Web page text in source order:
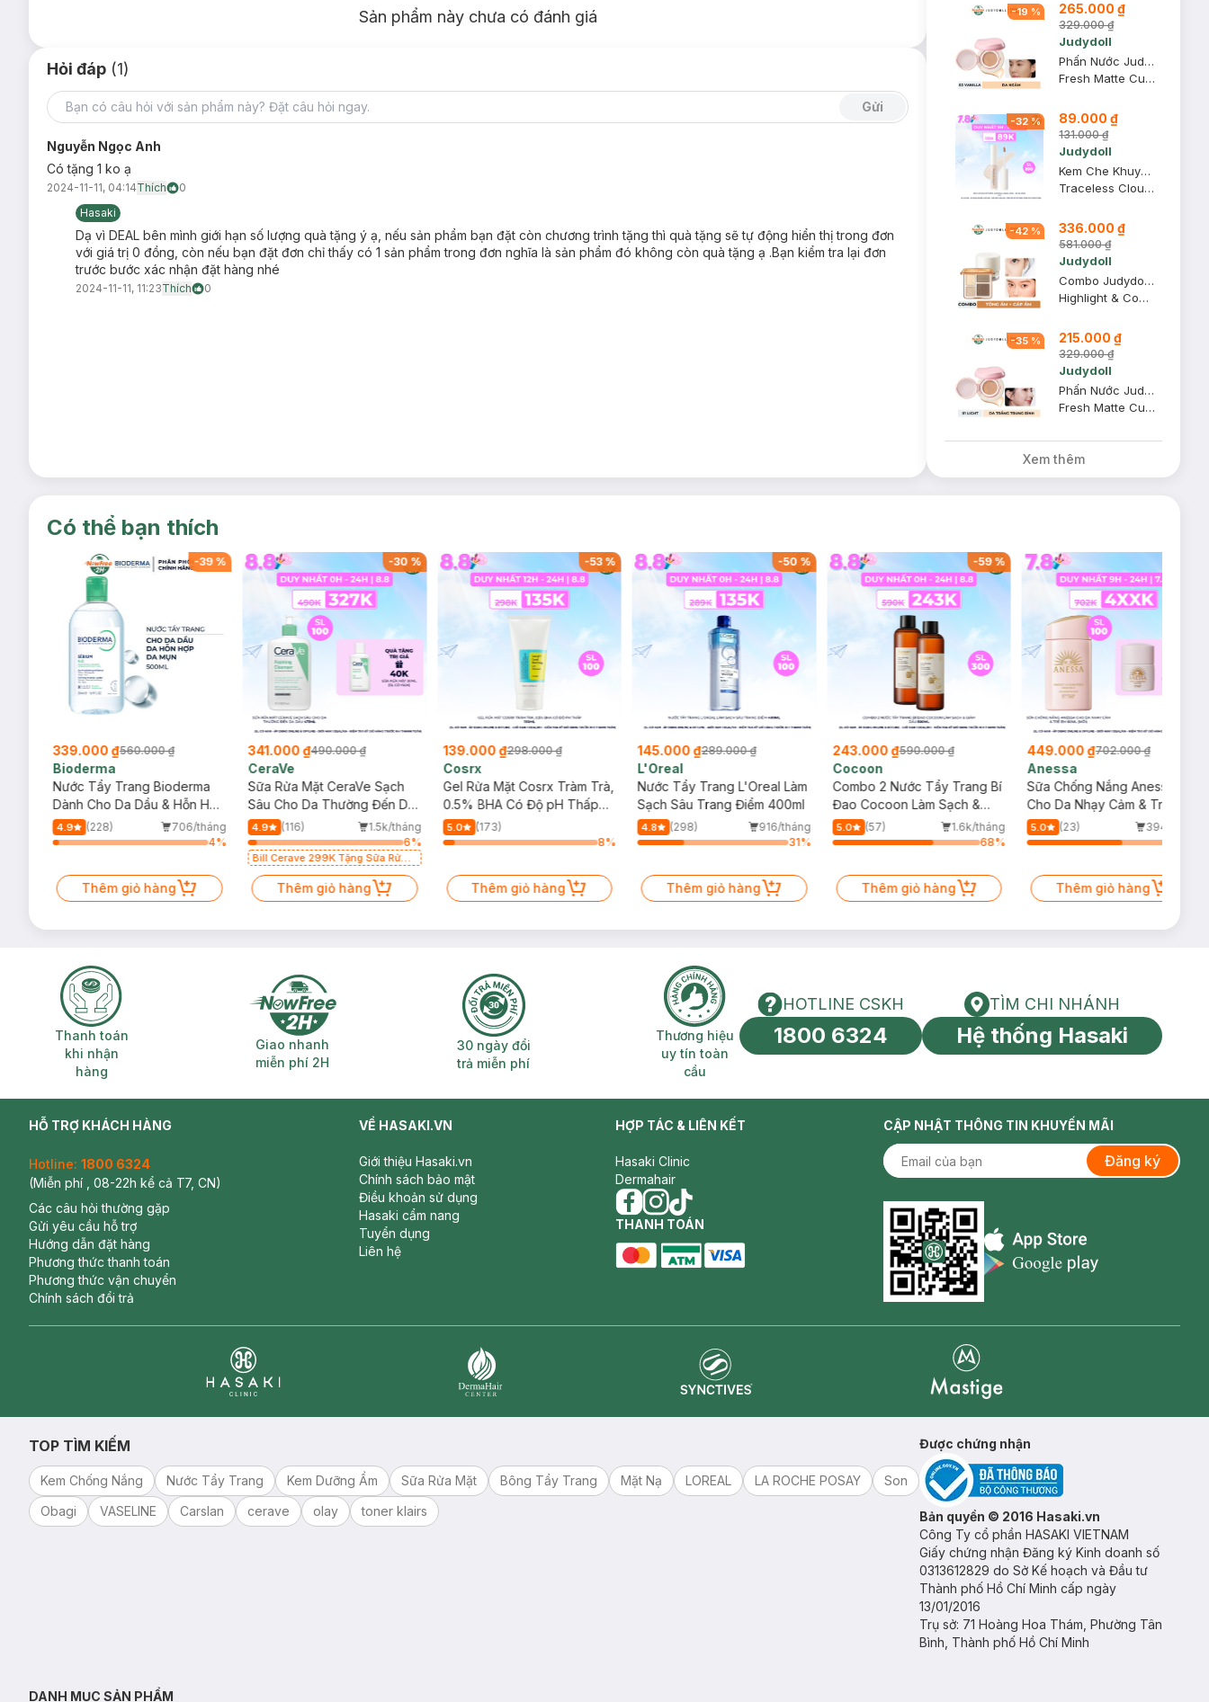
Sản phẩm này chưa có đánh giá
Hỏi đáp (1)
Gửi
Nguyễn Ngọc Anh
Có tặng 1 ko ạ
2024-11-11, 04:14Thích
0
Hasaki
Dạ vì DEAL bên mình giới hạn số lượng quà tặng ý ạ, nếu sản phẩm bạn đặt còn chương trình tặng thì quà tặng sẽ tự động hiển thị trong đơn
với giá trị 0 đồng, còn nếu bạn đặt đơn chỉ thấy có 1 sản phẩm trong đơn nghĩa là sản phẩm đó không còn quà tặng ạ .Bạn kiểm tra lại đơn
trước bước xác nhận đặt hàng nhé
2024-11-11, 11:23Thích 0
-19 % 265.000 ₫
329.000 ₫
Judydoll
Phấn Nước Judydoll Mịn Lì, Che Phủ Cao - 02 Vanilla 12.5g
Fresh Matte Cushion
-32% 89.000 ₫
131.000 ₫
Judydoll
Kem Che Khuyết Điểm Judydoll Dạng Lỏng - 00 Da Sáng 3.2g
Traceless Cloud-Touch Concealer - 00 Fair
-42 % 336.000 ₫
581.000 ₫
Judydoll
Combo Judydoll Bảng Highlight Và Tạo Khối 4 Màu - 02 Tông Ấm 9g + Kem Lót Cấp Ẩm 30g
Highlight & Contour Palette + Nourishing Makeup Base
-35 % 215.000 ₫
329.000 ₫
Judydoll
Phấn Nước Judydoll Mịn Lì, Che Phủ Cao - 01 Light 12.5g
Fresh Matte Cushion
Xem thêm
Có thể bạn thích
-39%
339.000 ₫560.000 ₫
Bioderma
Nước Tẩy Trang Bioderma
Dành Cho Da Dầu & Hỗn Hợp
500ml
4.9 (228)
706/tháng
4%
Thêm giỏ hàng
-30 %
341.000 ₫490.000 ₫
CeraVe
Sữa Rửa Mặt CeraVe Sạch
Sâu Cho Da Thường Đến Da
Dầu 473ml
4.9 (116)
1.5k/tháng
6%
Bill Cerave 299K Tặng Sữa Rửa
Mặt Cerave 30ml (SL có hạn)
Thêm giỏ hàng
-53%
139.000 ₫298.000 ₫
Cosrx
Gel Rửa Mặt Cosrx Tràm Trà,
0.5% BHA Có Độ pH Thấp
150ml
5.0
(173)
8%
Thêm giỏ hàng
-50 %
145.000 ₫289.000 ₫
L'Oreal
Nước Tẩy Trang L'Oreal Làm
Sạch Sâu Trang Điểm 400ml
4.8 (298)
916/tháng
31%
Thêm giỏ hàng
-59%
243.000 ₫590.000 ₫
Cocoon
Combo 2 Nước Tẩy Trang Bí
Đao Cocoon Làm Sạch &
Giảm Dầu 500ml
5.0 (57)
1.6k/tháng
68%
Thêm giỏ hàng
449.000 ₫702.000 ₫
Anessa
Sữa Chống Nắng Anessa
Cho Da Nhạy Cảm & Trẻ Em
60ml (Mới)
5.0 (23)
394/tháng
Thêm giỏ hàng
Thanh toán khi nhận hàng
Thanh toán
khi nhận
hàng
Giao nhanh miễn phí 2H
Giao nhanh
miễn phí 2H
30 ngày đổi trả miễn phí
30 ngày đổi
trả miễn phí
Thương hiệu uy tín toàn cầu
Thương hiệu
uy tín toàn
cầu
HOTLINE CSKH
HOTLINE CSKH
1800 6324
Tìm chi nhánh
TÌM CHI NHÁNH
Hệ thống Hasaki
HỖ TRỢ KHÁCH HÀNG
Hotline: 1800 6324
(Miễn phí , 08-22h kể cả T7, CN)
Các câu hỏi thường gặp
Gửi yêu cầu hỗ trợ
Hướng dẫn đặt hàng
Phương thức thanh toán
Phương thức vận chuyển
Chính sách đổi trả
VỀ HASAKI.VN
Giới thiệu Hasaki.vn
Chính sách bảo mật
Điều khoản sử dụng
Hasaki cẩm nang
Tuyển dụng
Liên hệ
HỢP TÁC & LIÊN KẾT
Hasaki Clinic
Dermahair
facebook
instagram
tiktok
THANH TOÁN
CẬP NHẬT THÔNG TIN KHUYẾN MÃI
Đăng ký
Appstore icon
TOP TÌM KIẾM
Kem Chống Nắng Nước Tẩy Trang Kem Dưỡng Ẩm Sữa Rửa Mặt Bông Tẩy Trang Mặt Nạ LOREAL LA ROCHE POSAY
Son
Obagi
VASELINE Carslan cerave olay toner klairs
Được chứng nhận
Bản quyền © 2016 Hasaki.vn
Công Ty cổ phần HASAKI VIETNAM
Giấy chứng nhận Đăng ký Kinh doanh số
0313612829 do Sở Kế hoạch và Đầu tư
Thành phố Hồ Chí Minh cấp ngày
13/01/2016
Trụ sở: 71 Hoàng Hoa Thám, Phường Tân
Bình, Thành phố Hồ Chí Minh
DANH MỤC SẢN PHẨM